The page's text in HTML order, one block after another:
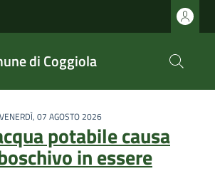
di Coggiola
VENERDÌ, 07 AGOSTO 2026
potabile causa
in essere